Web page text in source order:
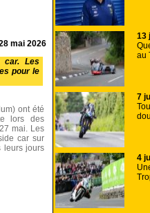
mai 2026
car. Les
pour le
ont été
lors des
mai. Les
car sur
leurs jours
13
au
7
4